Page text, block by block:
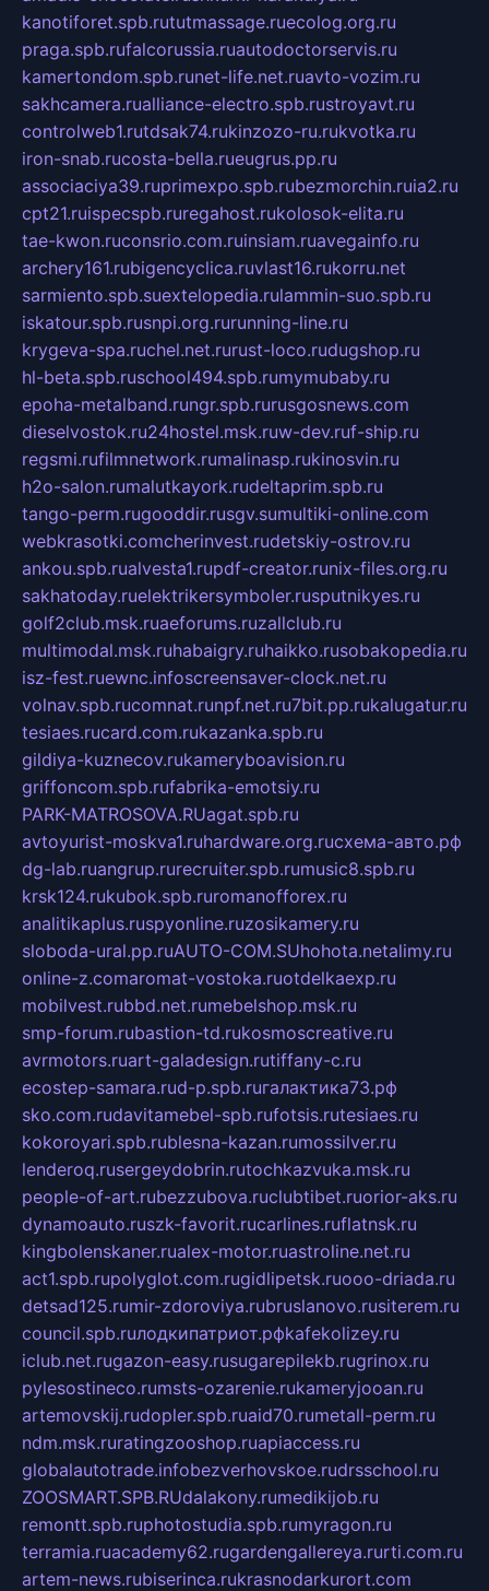
kanotiforet.spb.rututmassage.ruecolog.org.ru
praga.spb.rufalcorussia.ruautodoctorservis.ru
kamertondom.spb.runet-life.net.ruavto-vozim.ru
sakhcamera.rualliance-electro.spb.rustroyavt.ru
controlweb1.rutdsak74.rukinzozo-ru.rukvotka.ru
iron-snab.rucosta-bella.rueugrus.pp.ru
associaciya39.ruprimexpo.spb.rubezmorchin.ruia2.ru
cpt21.ruispecspb.ruregahost.rukolosok-elita.ru
tae-kwon.ruconsrio.com.ruinsiam.ruavegainfo.ru
archery161.rubigencyclica.ruvlast16.rukorru.net
sarmiento.spb.suextelopedia.rulammin-suo.spb.ru
iskatour.spb.rusnpi.org.rurunning-line.ru
krygeva-spa.ruchel.net.rurust-loco.rudugshop.ru
hl-beta.spb.ruschool494.spb.rumymubaby.ru
epoha-metalband.rungr.spb.rurusgosnews.com
dieselvostok.ru24hostel.msk.ruw-dev.ruf-ship.ru
regsmi.rufilmnetwork.rumalinasp.rukinosvin.ru
h2o-salon.rumalutkayork.rudeltaprim.spb.ru
tango-perm.rugooddir.rusgv.sumultiki-online.com
webkrasotki.comcherinvest.rudetskiy-ostrov.ru
ankou.spb.rualvesta1.rupdf-creator.runix-files.org.ru
sakhatoday.ruelektrikersymboler.rusputnikyes.ru
golf2club.msk.ruaeforums.ruzallclub.ru
multimodal.msk.ruhabaigry.ruhaikko.rusobakopedia.ru
isz-fest.ruewnc.infoscreensaver-clock.net.ru
volnav.spb.rucomnat.runpf.net.ru7bit.pp.rukalugatur.ru
tesiaes.rucard.com.rukazanka.spb.ru
gildiya-kuznecov.rukameryboavision.ru
griffoncom.spb.rufabrika-emotsiy.ru
PARK-MATROSOVA.RUagat.spb.ru
avtoyurist-moskva1.ruhardware.org.ruсхема-авто.рф
dg-lab.ruangrup.rurecruiter.spb.rumusic8.spb.ru
krsk124.rukubok.spb.ruromanofforex.ru
analitikaplus.ruspyonline.ruzosikamery.ru
sloboda-ural.pp.ruAUTO-COM.SUhohota.netalimy.ru
online-z.comaromat-vostoka.ruotdelkaexp.ru
mobilvest.rubbd.net.rumebelshop.msk.ru
smp-forum.rubastion-td.rukosmoscreative.ru
avrmotors.ruart-galadesign.rutiffany-c.ru
ecostep-samara.rud-p.spb.ruгалактика73.рф
sko.com.rudavitamebel-spb.rufotsis.rutesiaes.ru
kokoroyari.spb.rublesna-kazan.rumossilver.ru
lenderoq.rusergeydobrin.rutochkazvuka.msk.ru
people-of-art.rubezzubova.ruclubtibet.ruorior-aks.ru
dynamoauto.ruszk-favorit.rucarlines.ruflatnsk.ru
kingbolenskaner.rualex-motor.ruastroline.net.ru
act1.spb.rupolyglot.com.rugidlipetsk.ruooo-driada.ru
detsad125.rumir-zdoroviya.rubruslanovo.rusiterem.ru
council.spb.ruлодкипатриот.рфkafekolizey.ru
iclub.net.rugazon-easy.rusugarepilekb.rugrinox.ru
pylesostineco.rumsts-ozarenie.rukameryjooan.ru
artemovskij.rudopler.spb.ruaid70.rumetall-perm.ru
ndm.msk.ruratingzooshop.ruapiaccess.ru
globalautotrade.infobezverhovskoe.rudrsschool.ru
ZOOSMART.SPB.RUdalakony.rumedikijob.ru
remontt.spb.ruphotostudia.spb.rumyragon.ru
terramia.ruacademy62.rugardengallereya.rurti.com.ru
artem-news.rubiserinca.rukrasnodarkurort.com